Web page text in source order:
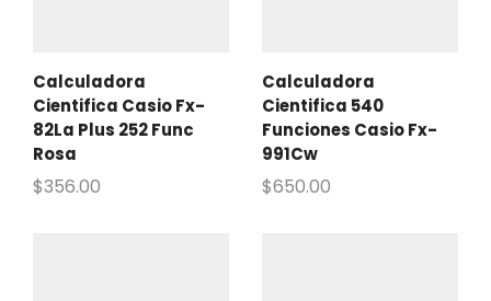
Calculadora
Cientifica Casio Fx-
82La Plus 252 Func
Rosa
$356.00
Calculadora
Cientifica 540
Funciones Casio Fx-
991Cw
$650.00